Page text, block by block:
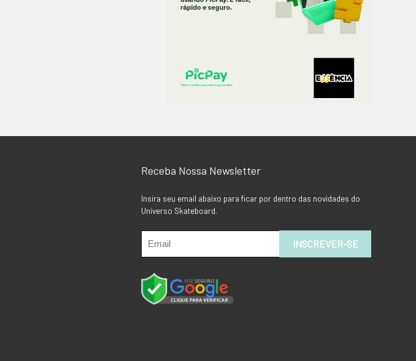
Receba Nossa Newsletter
Insira seu email abaixo para ficar por dentro das novidades do
Universo Skateboard.